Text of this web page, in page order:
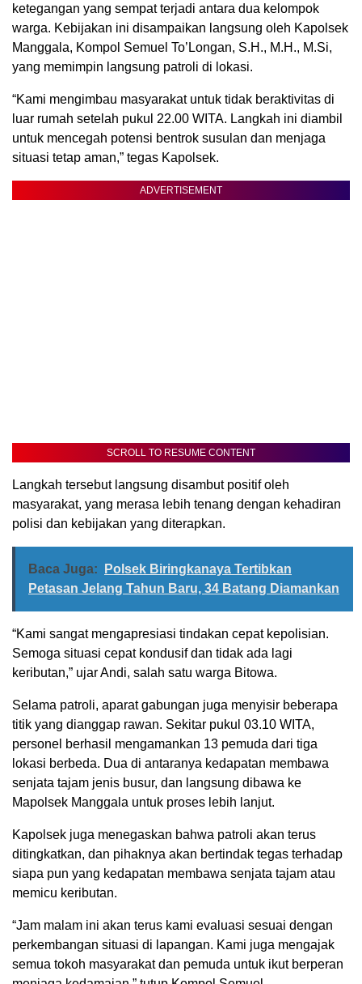
ketegangan yang sempat terjadi antara dua kelompok
warga. Kebijakan ini disampaikan langsung oleh Kapolsek
Manggala, Kompol Semuel To’Longan, S.H., M.H., M.Si,
yang memimpin langsung patroli di lokasi.
“Kami mengimbau masyarakat untuk tidak beraktivitas di
luar rumah setelah pukul 22.00 WITA. Langkah ini diambil
untuk mencegah potensi bentrok susulan dan menjaga
situasi tetap aman,” tegas Kapolsek.
ADVERTISEMENT
SCROLL TO RESUME CONTENT
Langkah tersebut langsung disambut positif oleh
masyarakat, yang merasa lebih tenang dengan kehadiran
polisi dan kebijakan yang diterapkan.
Baca Juga:
Polsek Biringkanaya Tertibkan
Petasan Jelang Tahun Baru, 34 Batang Diamankan
“Kami sangat mengapresiasi tindakan cepat kepolisian.
Semoga situasi cepat kondusif dan tidak ada lagi
keributan,” ujar Andi, salah satu warga Bitowa.
Selama patroli, aparat gabungan juga menyisir beberapa
titik yang dianggap rawan. Sekitar pukul 03.10 WITA,
personel berhasil mengamankan 13 pemuda dari tiga
lokasi berbeda. Dua di antaranya kedapatan membawa
senjata tajam jenis busur, dan langsung dibawa ke
Mapolsek Manggala untuk proses lebih lanjut.
Kapolsek juga menegaskan bahwa patroli akan terus
ditingkatkan, dan pihaknya akan bertindak tegas terhadap
siapa pun yang kedapatan membawa senjata tajam atau
memicu keributan.
“Jam malam ini akan terus kami evaluasi sesuai dengan
perkembangan situasi di lapangan. Kami juga mengajak
semua tokoh masyarakat dan pemuda untuk ikut berperan